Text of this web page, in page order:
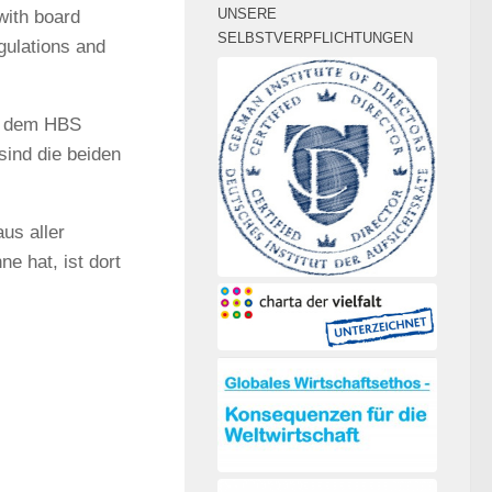
board
and
HBS
die beiden
aller
hat, ist dort
UNSERE
SELBSTVERPFLICHTUNGEN